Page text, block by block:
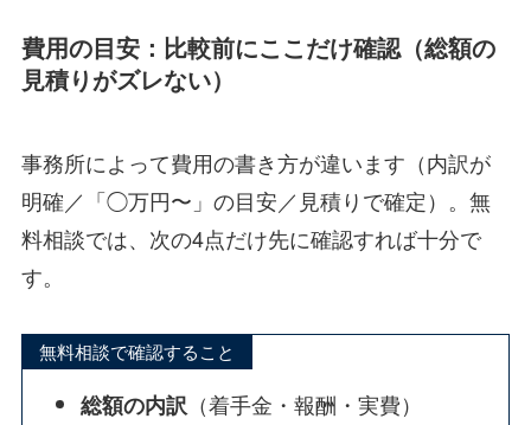
費用の目安：比較前にここだけ確認（総額の
見積りがズレない）
事務所によって費用の書き方が違います（内訳が
明確／「◯万円〜」の目安／見積りで確定）。無
料相談では、次の4点だけ先に確認すれば十分で
す。
無料相談で確認すること
総額の内訳 （着手金・報酬・実費）